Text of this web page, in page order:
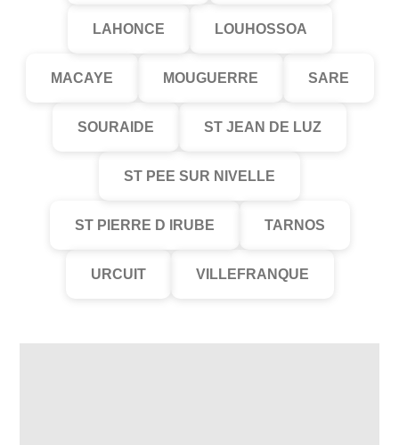
LAHONCE LOUHOSSOA
MACAYE MOUGUERRE SARE
SOURAIDE ST JEAN DE LUZ
ST PEE SUR NIVELLE
ST PIERRE D IRUBE TARNOS
URCUIT VILLEFRANQUE